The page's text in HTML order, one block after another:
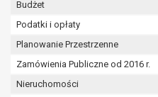
Budżet
Podatki i opłaty
Planowanie Przestrzenne
Zamówienia Publiczne od 2016 r.
Nieruchomości
podstaw do
obrony roszczeń.